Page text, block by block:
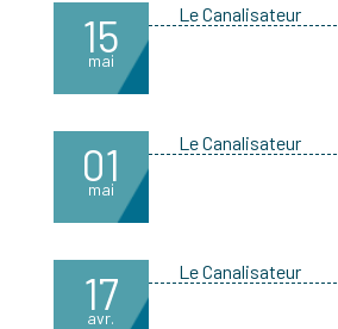
15
mai
Le Canalisateur
01
mai
Le Canalisateur
17
avr.
Le Canalisateur